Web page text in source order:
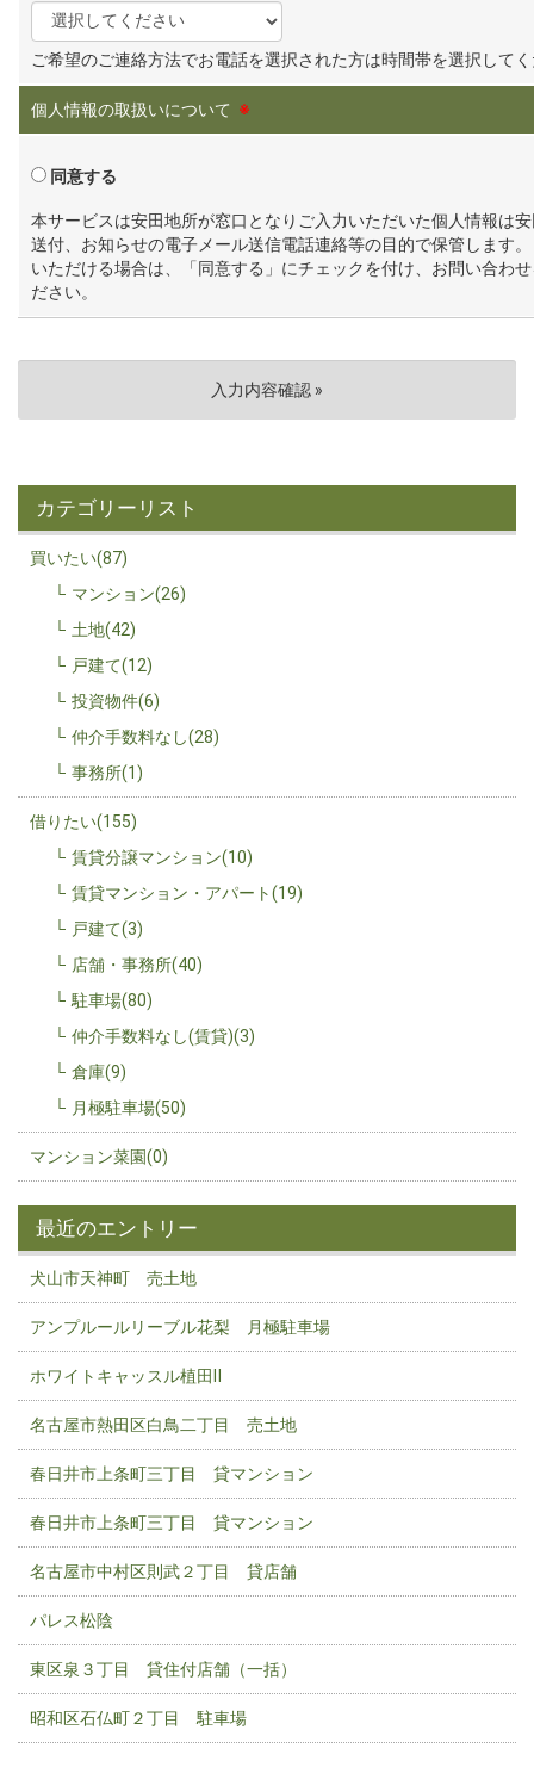
ご希望のご連絡方法でお電話を選択された方は時間帯を選択して
個人情報の取扱いについて ※
同意する
本サービスは安田地所が窓口となりご入力いただいた個人情報は
送付、お知らせの電子メール送信電話連絡等の目的で保管します
いただける場合は、「同意する」にチェックを付け、お問い合わ
ださい。
カテゴリーリスト
買いたい(87)
マンション(26)
土地(42)
戸建て(12)
投資物件(6)
仲介手数料なし(28)
事務所(1)
借りたい(155)
賃貸分譲マンション(10)
賃貸マンション・アパート(19)
戸建て(3)
店舗・事務所(40)
駐車場(80)
仲介手数料なし(賃貸)(3)
倉庫(9)
月極駐車場(50)
マンション菜園(0)
最近のエントリー
犬山市天神町 売土地
アンプルールリーブル花梨 月極駐車場
ホワイトキャッスル植田Ⅱ
名古屋市熱田区白鳥二丁目 売土地
春日井市上条町三丁目 貸マンション
春日井市上条町三丁目 貸マンション
名古屋市中村区則武２丁目 貸店舗
パレス松陰
東区泉３丁目 貸住付店舗（一括）
昭和区石仏町２丁目 駐車場